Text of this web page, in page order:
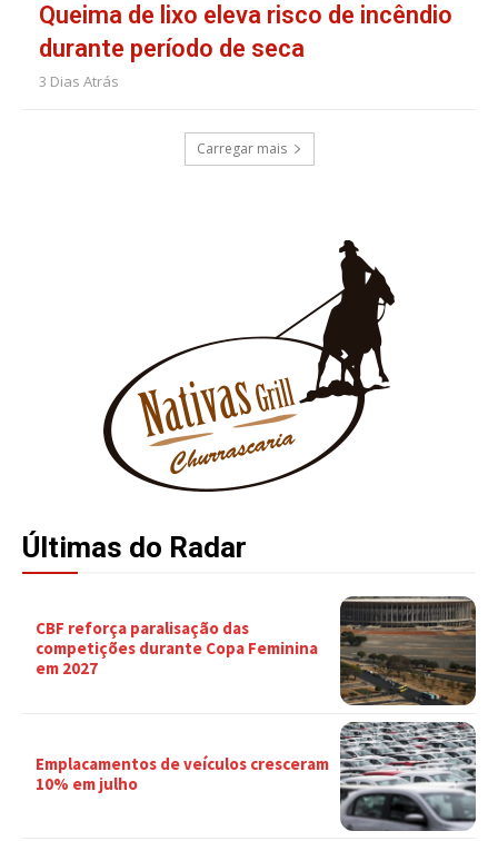
Queima de lixo eleva risco de incêndio
durante período de seca
3 Dias Atrás
Carregar mais
Últimas do Radar
CBF reforça paralisação das
competições durante Copa Feminina
em 2027
Emplacamentos de veículos cresceram
10% em julho